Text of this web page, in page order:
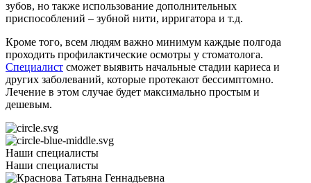
зубов, но также использование дополнительных
приспособлений – зубной нити, ирригатора и т.д.
Кроме того, всем людям важно минимум каждые полгода
проходить профилактические осмотры у стоматолога.
Специалист сможет выявить начальные стадии кариеса и
других заболеваний, которые протекают бессимптомно.
Лечение в этом случае будет максимально простым и
дешевым.
Наши специалисты
Наши специалисты